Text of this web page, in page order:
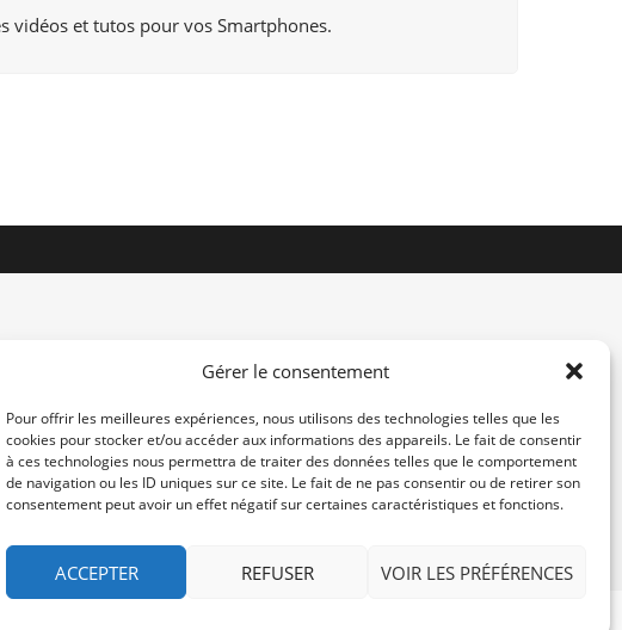
Gérer le consentement
Pour offrir les meilleures expériences, nous utilisons des technologies telles que les
cookies pour stocker et/ou accéder aux informations des appareils. Le fait de consentir
à ces technologies nous permettra de traiter des données telles que le comportement
de navigation ou les ID uniques sur ce site. Le fait de ne pas consentir ou de retirer son
consentement peut avoir un effet négatif sur certaines caractéristiques et fonctions.
ACCEPTER REFUSER VOIR LES PRÉFÉRENCES
vidéos et tutos pour vos Smartphones.
contact@re-konekt.fr
/
/